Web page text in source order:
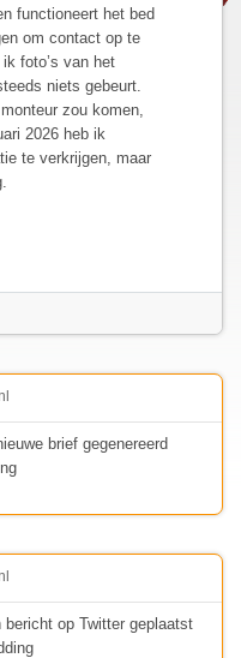
functioneert het bed
om contact op te
foto’s van het
niets gebeurt.
zou komen,
2026 heb ik
te verkrijgen, maar
brief gegenereerd
bericht op Twitter geplaatst